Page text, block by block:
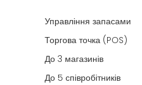
Управління запасами
Торгова точка (POS)
До 3 магазинів
До 5 співробітників